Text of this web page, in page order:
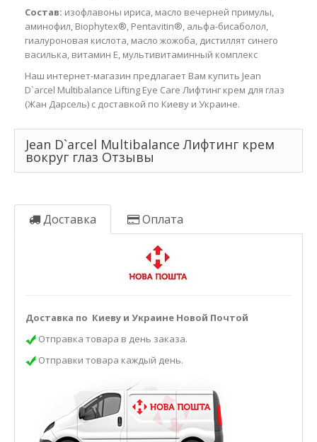
Состав: изофлавоны ириса, масло вечерней примулы,
аминофил, Biophytex®, Pentavitin®, альфа-бисаболол,
гиалуроновая кислота, масло жожоба, дистиллят синего
василька, витамин E, мультивитаминный комплекс
Наш интернет-магазин предлагает Вам купить Jean
D`arcel Multibalance Lifting Eye Care Лифтинг крем для глаз
(Жан Дарсель) с доставкой по Киеву и Украине.
Jean D`arcel Multibalance Лифтинг крем
вокруг глаз Отзывы
Доставка Оплата
Доставка по Киеву и Украине Новой Почтой
Отправка товара в день заказа.
Отправки товара каждый день.